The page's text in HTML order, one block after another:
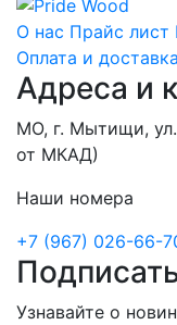
О нас Прайс лист
Оплата и доставка
Адреса и
МО, г. Мытищи,
от МКАД)
Наши номера
+7 (967) 026-66-
Узнавайте о